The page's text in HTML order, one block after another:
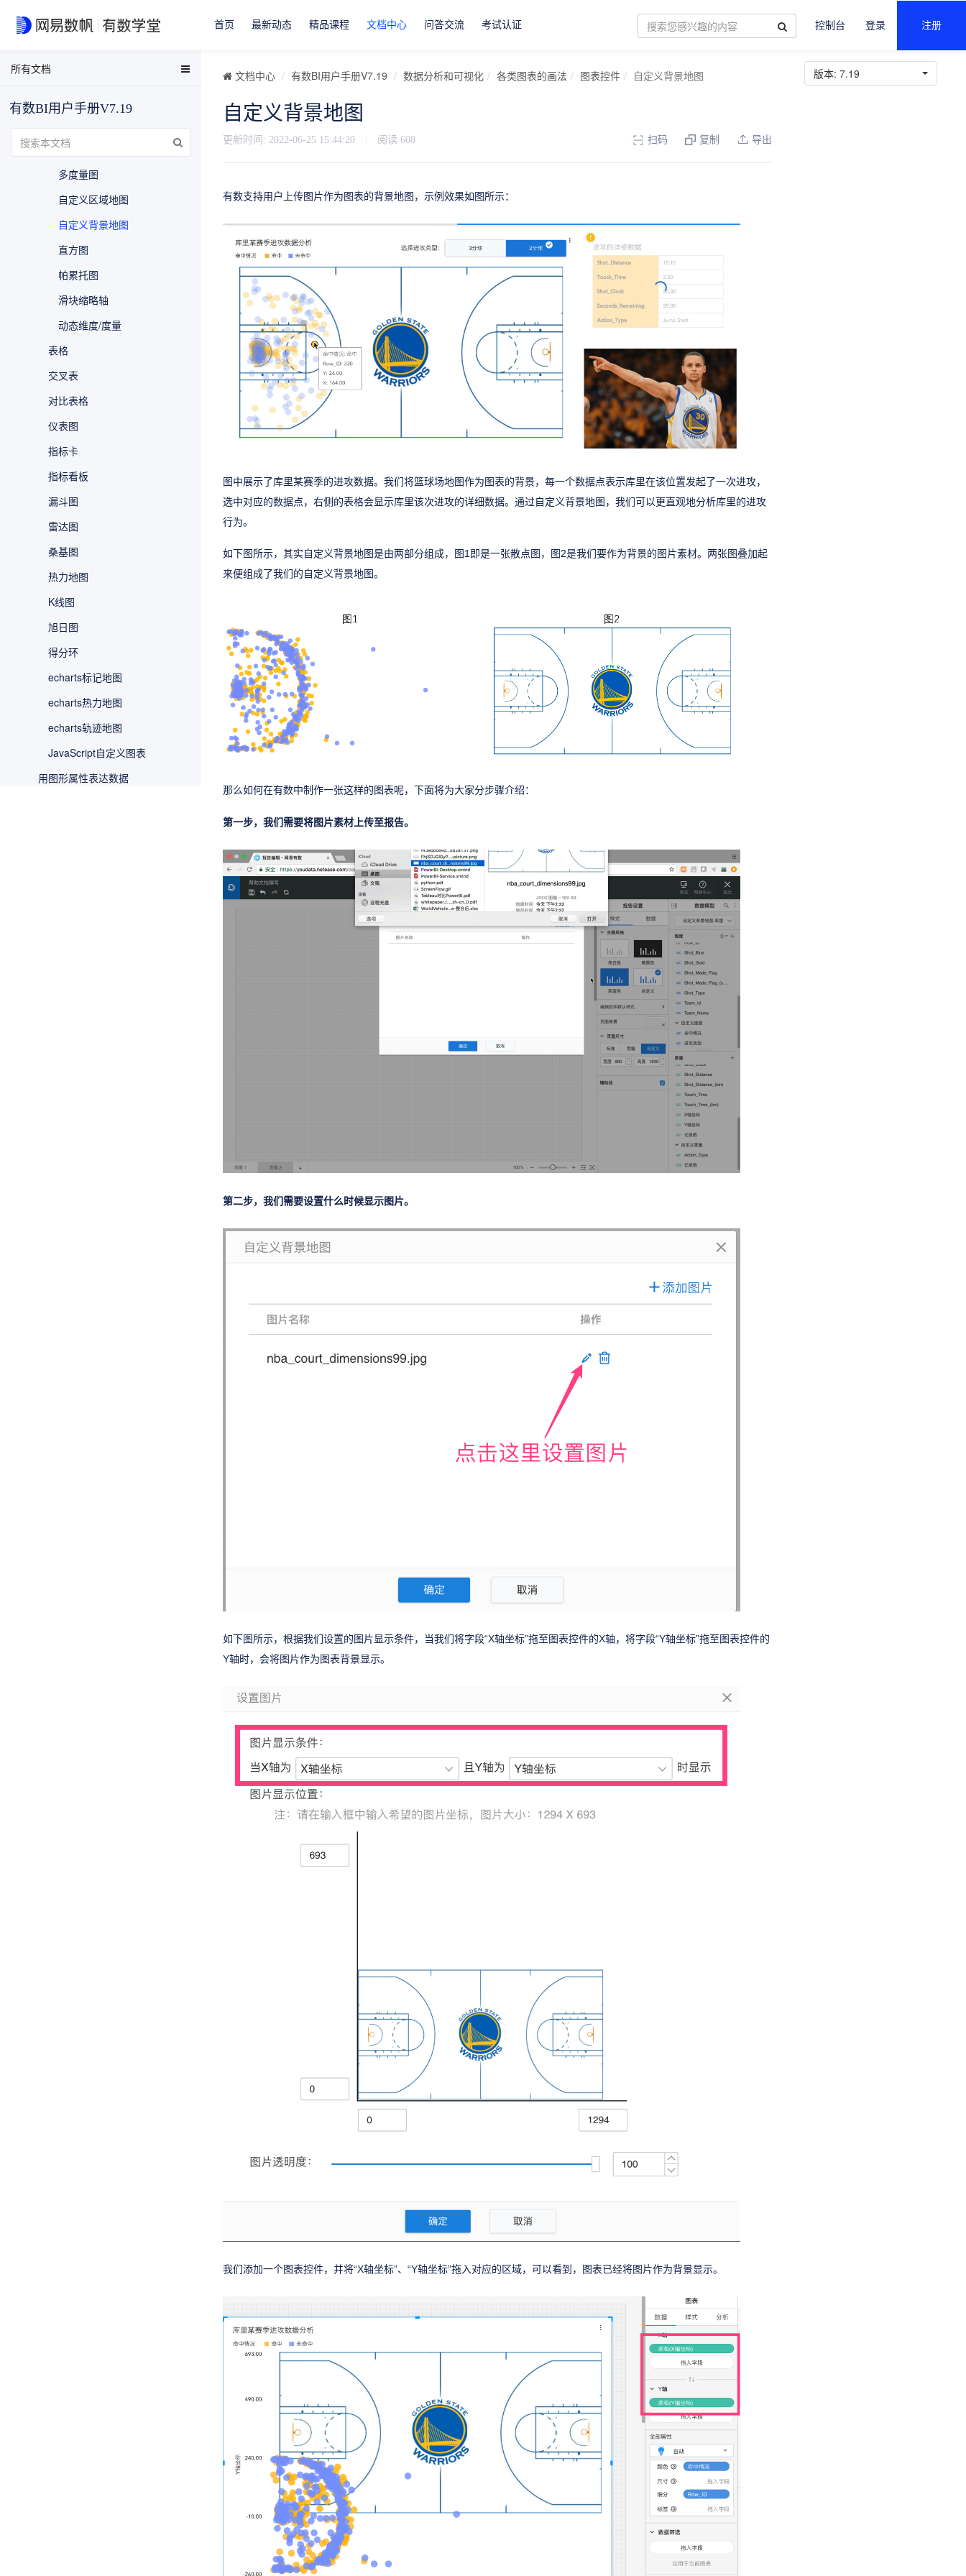
首页 最新动态 精品课程 文档中心 问答交流 考试认证 控制台 登录 注册
文档中心 有数BI用户手册V7.19 数据分析和可视化 各类图表的画法 图表控件 自定义背景地图
自定义背景地图
更新时间: 2022-06-25 15:44:20 阅读 608 扫码 复制 导出
有数支持用户上传图片作为图表的背景地图，示例效果如图所示：
图中展示了库里某赛季的进攻数据。我们将篮球场地图作为图表的背景，每一个数据点表示库里在该位置发起了一次进攻，
选中对应的数据点，右侧的表格会显示库里该次进攻的详细数据。通过自定义背景地图，我们可以更直观地分析库里的进攻
行为。
如下图所示，其实自定义背景地图是由两部分组成，图1即是一张散点图，图2是我们要作为背景的图片素材。两张图叠加起
来便组成了我们的自定义背景地图。
那么如何在有数中制作一张这样的图表呢，下面将为大家分步骤介绍：
第一步，我们需要将图片素材上传至报告。
第二步，我们需要设置什么时候显示图片。
如下图所示，根据我们设置的图片显示条件，当我们将字段“X轴坐标”拖至图表控件的X轴，将字段“Y轴坐标”拖至图表控件的
Y轴时，会将图片作为图表背景显示。
我们添加一个图表控件，并将“X轴坐标”、“Y轴坐标”拖入对应的区域，可以看到，图表已经将图片作为背景显示。
所有文档
EasyData用户手册
数据分析与可视化用户手册
有数BI FAQ
有数BI用户手册V7.19
词云
透视表
多透视图
多度量图
自定义区域地图
自定义背景地图
直方图
帕累托图
滑块缩略轴
动态维度/度量
表格
交叉表
对比表格
仪表图
指标卡
指标看板
漏斗图
雷达图
桑基图
热力地图
K线图
旭日图
得分环
echarts标记地图
echarts热力地图
echarts轨迹地图
JavaScript自定义图表
用图形属性表达数据
版本: